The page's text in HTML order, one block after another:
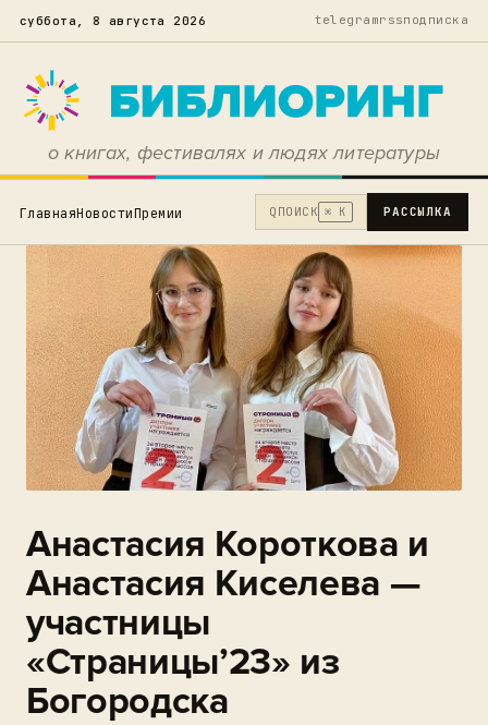
суббота, 8 августа 2026 telegramrssподписка
о книгах, фестивалях и людях литературы
ГлавнаяНовостиПремии Q ПОИСК ⌘ K РАССЫЛКА
Анастасия Короткова и
Анастасия Киселева —
участницы
«Страницы’23» из
Богородска